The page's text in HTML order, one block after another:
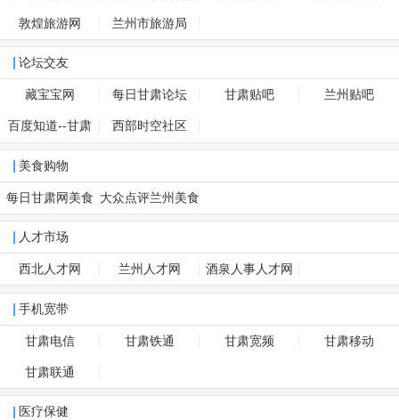
敦煌旅游网 兰州市旅游局
论坛交友
藏宝宝网 每日甘肃论坛 甘肃贴吧 兰州贴吧
百度知道--甘肃 西部时空社区
美食购物
每日甘肃网美食 大众点评兰州美食
人才市场
西北人才网 兰州人才网 酒泉人事人才网
手机宽带
甘肃电信 甘肃铁通 甘肃宽频 甘肃移动
甘肃联通
医疗保健